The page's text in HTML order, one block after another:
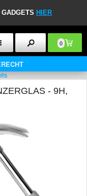
HIER
0
- 9H,